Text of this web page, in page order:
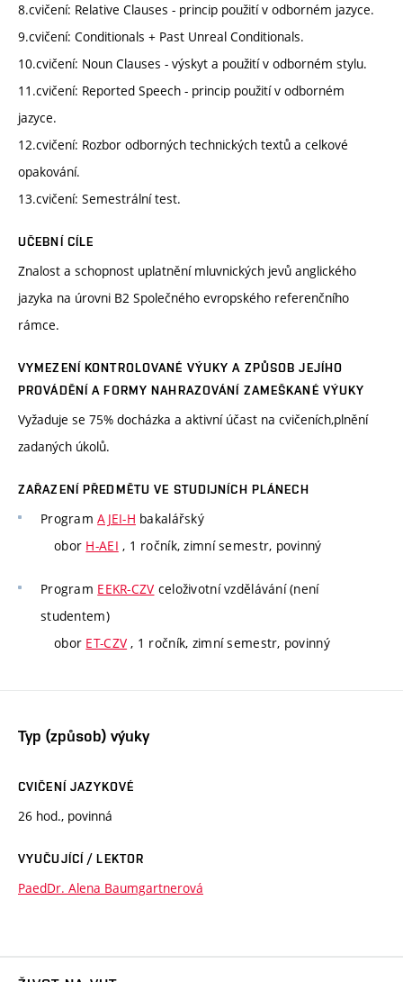
8.cvičení: Relative Clauses - princip použití v odborném jazyce.
9.cvičení: Conditionals + Past Unreal Conditionals.
10.cvičení: Noun Clauses - výskyt a použití v odborném stylu.
11.cvičení: Reported Speech - princip použití v odborném
jazyce.
12.cvičení: Rozbor odborných technických textů a celkové
opakování.
13.cvičení: Semestrální test.
UČEBNÍ CÍLE
Znalost a schopnost uplatnění mluvnických jevů anglického
jazyka na úrovni B2 Společného evropského referenčního
rámce.
VYMEZENÍ KONTROLOVANÉ VÝUKY A ZPŮSOB JEJÍHO
PROVÁDĚNÍ A FORMY NAHRAZOVÁNÍ ZAMEŠKANÉ VÝUKY
Vyžaduje se 75% docházka a aktivní účast na cvičeních,plnění
zadaných úkolů.
ZAŘAZENÍ PŘEDMĚTU VE STUDIJNÍCH PLÁNECH
ProgramAJEI-H bakalářský
obor H-AEI , 1 ročník, zimní semestr, povinný
Program EEKR-CZV celoživotní vzdělávání (není
studentem)
obor ET-CZV , 1 ročník, zimní semestr, povinný
Typ (způsob) výuky
CVIČENÍ JAZYKOVÉ
26 hod., povinná
VYUČUJÍCÍ / LEKTOR
PaedDr. Alena Baumgartnerová